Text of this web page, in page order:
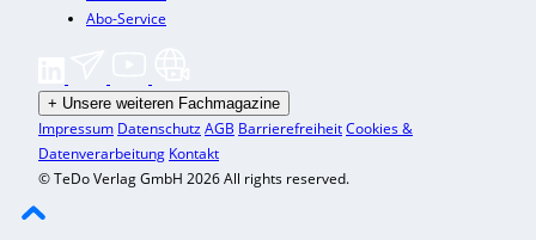
Abo-Service
+ Unsere weiteren Fachmagazine
Impressum DatenschutzAGB BarrierefreiheitCookies &
Datenverarbeitung Kontakt
© TeDo Verlag GmbH 2026 All rights reserved.